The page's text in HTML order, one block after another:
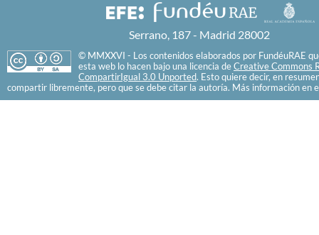
Serrano, 187 - Madrid 28002
© MMXXVI - Los contenidos elaborados por FundéuRAE
esta web lo hacen bajo una licencia de Creative Commons
CompartirIgual 3.0 Unported. Esto quiere decir, en
compartir libremente, pero que se debe citar la autoría. Más información en